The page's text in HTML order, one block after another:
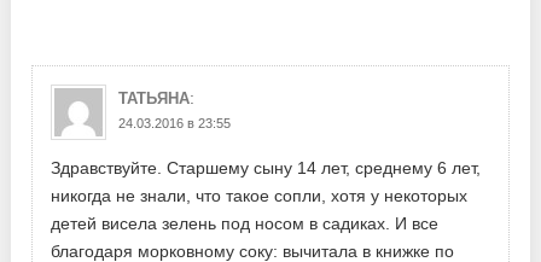
ТАТЬЯНА:
24.03.2016 в 23:55
Здравствуйте. Старшему сыну 14 лет, среднему 6 лет,
никогда не знали, что такое сопли, хотя у некоторых
детей висела зелень под носом в садиках. И все
благодаря морковному соку: вычитала в книжке по